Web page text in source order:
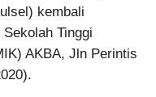
kembali
Tinggi
AKBA, Jln Perintis